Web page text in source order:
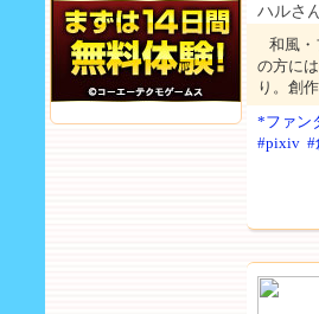
ハルさ
和風
の方に
り。創
*ファン
#pixiv #